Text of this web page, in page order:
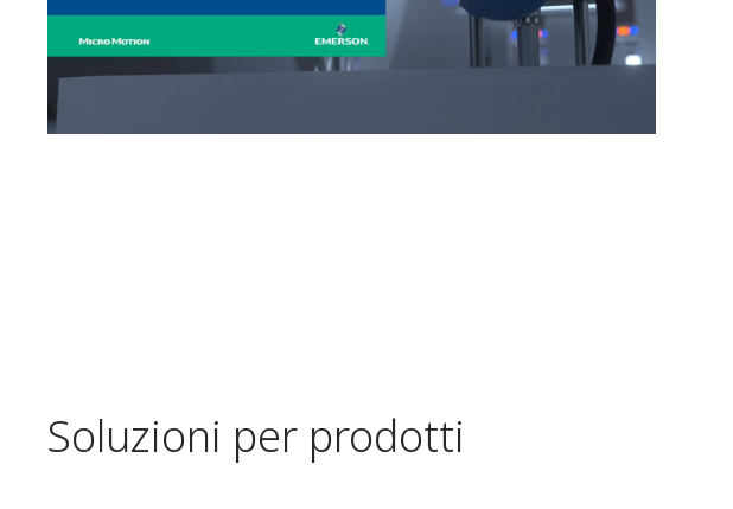
Soluzioni per prodotti